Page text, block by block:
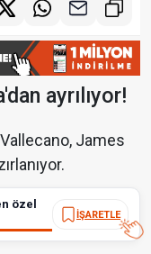
ayrılıyor!
James
özel
İŞARETLE